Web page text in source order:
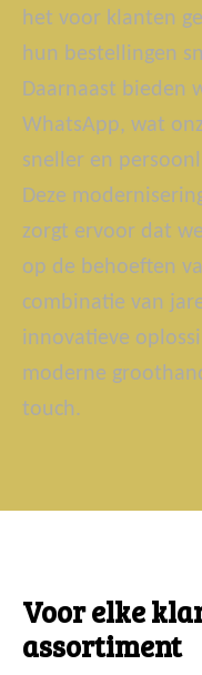
het voor klanten
hun bestellingen
Daarnaast bieden
WhatsApp, wat
sneller en
Deze
zorgt ervoor dat
op de behoeften
combinatie van
innovatieve
moderne
touch.
Voor elke
assortiment